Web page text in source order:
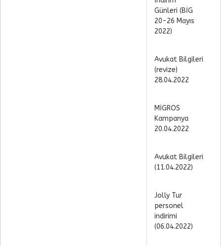
Günleri (BİG
20-26 Mayıs
2022)
Avukat Bilgileri
(revize)
28.04.2022
MİGROS
Kampanya
20.04.2022
Avukat Bilgileri
(11.04.2022)
Jolly Tur
personel
indirimi
(06.04.2022)